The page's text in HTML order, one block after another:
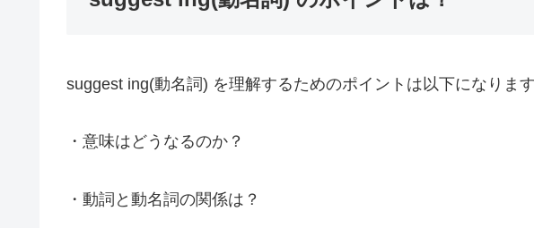
suggest ing(動名詞) を理解するためのポイントは以下になります
・意味はどうなるのか？
・動詞と動名詞の関係は？